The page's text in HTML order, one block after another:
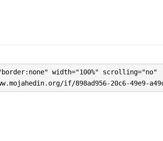
width="100%" scrolling="no"
if/898ad956-20c6-49e9-